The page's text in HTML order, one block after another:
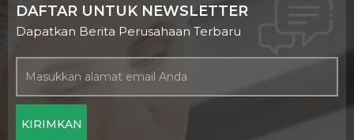
DAFTAR UNTUK NEWSLETTER
Dapatkan Berita Perusahaan Terbaru